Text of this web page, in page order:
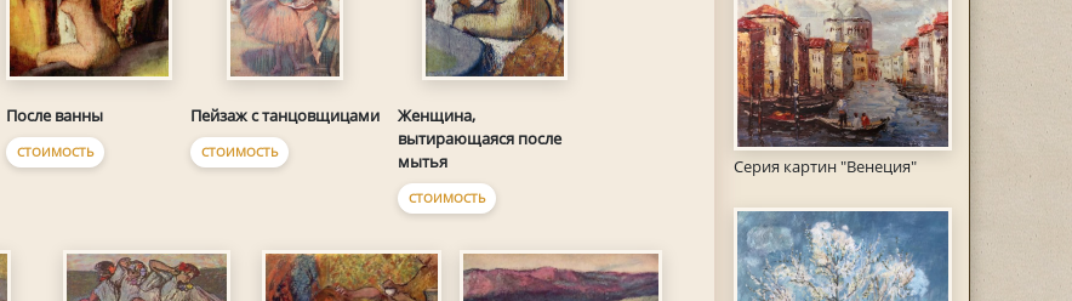
Серия картин "Венеция"
После ванны
СТОИМОСТЬ
Пейзаж с танцовщицами
СТОИМОСТЬ
Женщина,
вытирающаяся после
мытья
СТОИМОСТЬ